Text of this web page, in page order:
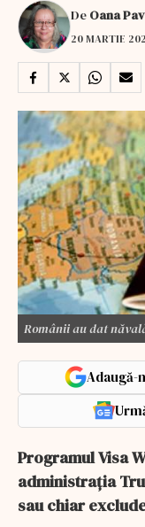
De Oana
20 MARTIE
Românii au dat
Adaugă-
Programul Visa
administrația
sau chiar